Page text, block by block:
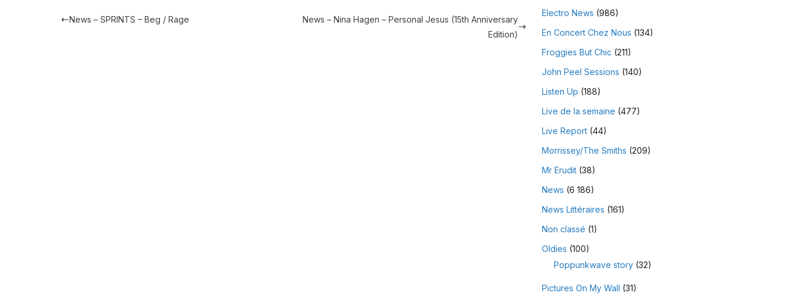
News – SPRINTS – Beg / Rage
News – Nina Hagen – Personal Jesus (15th Anniversary
Edition)
Electro News (986)
En Concert Chez Nous (134)
Froggies But Chic (211)
John Peel Sessions (140)
Listen Up (188)
Live de la semaine (477)
Live Report(44)
Morrissey/The Smiths (209)
Mr Erudit(38)
News (6 186)
News Littéraires (161)
Non classé (1)
Oldies (100)
Poppunkwave story(32)
Pictures On My Wall (31)